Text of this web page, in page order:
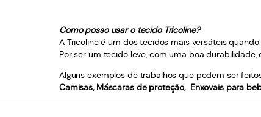
Como posso usar o tecido Tricoline?
A Tricoline é um dos tecidos mais versáteis
Por ser um tecido leve, com uma boa
Alguns exemplos de trabalhos que podem ser
Camisas, Máscaras de proteção, Enxovais para